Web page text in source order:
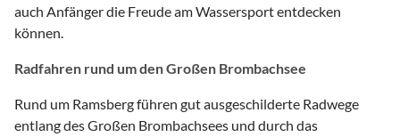
auch Anfänger die Freude am Wassersport entdecken
können.
Radfahren rund um den Großen Brombachsee
Rund um Ramsberg führen gut ausgeschilderte Radwege
entlang des Großen Brombachsees und durch das